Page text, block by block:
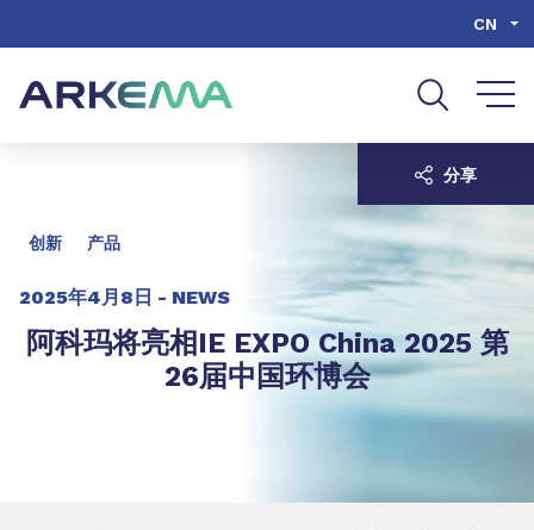
CN
创新 产品
2025年4月8日 - NEWS
阿科玛将亮相IE EXPO China 2025 第
26届中国环博会
分享